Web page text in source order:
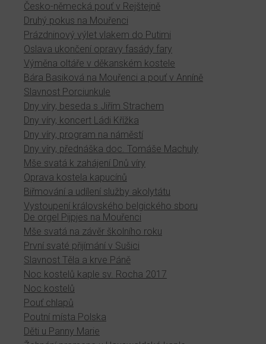
Česko-německá pouť v Rejštejně
Druhý pokus na Mouřenci
Prázdninový výlet vlakem do Putimi
Oslava ukončení opravy fasády fary
Výměna oltáře v děkanském kostele
Bára Basiková na Mouřenci a pouť v Anníně
Slavnost Porciunkule
Dny víry, beseda s Jiřím Strachem
Dny víry, koncert Ládi Křížka
Dny víry, program na náměstí
Dny víry, přednáška doc. Tomáše Machuly
Mše svatá k zahájení Dnů víry
Oprava kostela kapucínů
Biřmování a udílení služby akolytátu
Vystoupení královského belgického sboru
De orgel Pijpjes na Mouřenci
Mše svatá na závěr školního roku
První svaté přijímání v Sušici
Slavnost Těla a krve Páně
Noc kostelů kaple sv. Rocha 2017
Noc kostelů
Pouť chlapů
Poutní místa Polska
Děti u Panny Marie